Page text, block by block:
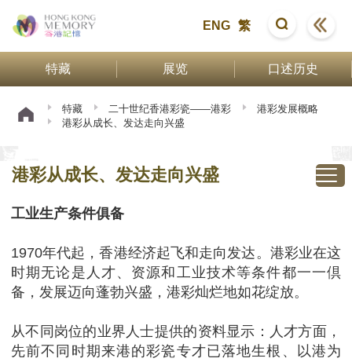
ENG 繁
特藏 展览 口述历史
特藏 二十世纪香港彩瓷——港彩
港彩发展概略
港彩从成长、发达走向兴盛
港彩从成长、发达走向兴盛
工业生产条件俱备
1970年代起，香港经济起飞和走向发达。港彩业在这
时期无论是人才、资源和工业技术等条件都一一倶
备，发展迈向蓬勃兴盛，港彩灿烂地如花绽放。
从不同岗位的业界人士提供的资料显示：人才方面，
先前不同时期来港的彩瓷专才已落地生根、以港为